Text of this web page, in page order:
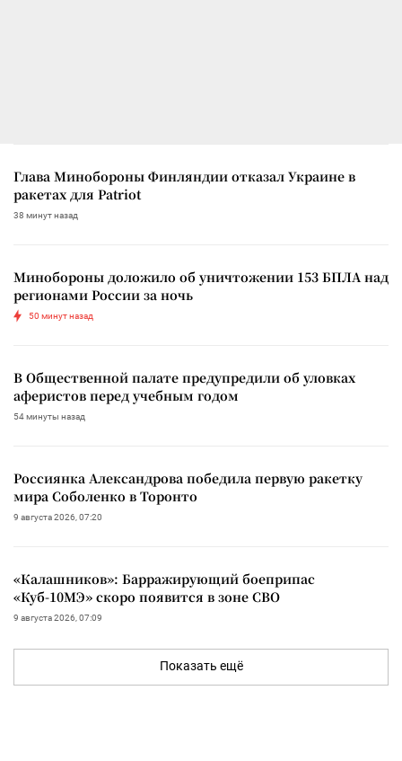
Глава Минобороны Финляндии отказал Украине в
ракетах для Patriot
38 минут назад
Минобороны доложило об уничтожении 153 БПЛА над
регионами России за ночь
50 минут назад
В Общественной палате предупредили об уловках
аферистов перед учебным годом
54 минуты назад
Россиянка Александрова победила первую ракетку
мира Соболенко в Торонто
9 августа 2026, 07:20
«Калашников»: Барражирующий боеприпас
«Куб-10МЭ» скоро появится в зоне СВО
9 августа 2026, 07:09
Показать ещё